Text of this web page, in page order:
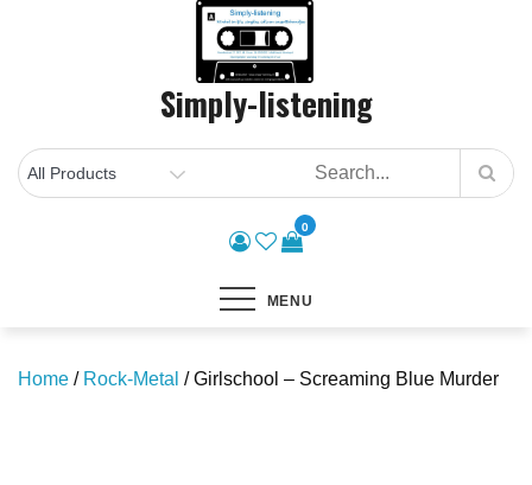
Simply-listening
0
MENU
Home / Rock-Metal / Girlschool – Screaming Blue Murder